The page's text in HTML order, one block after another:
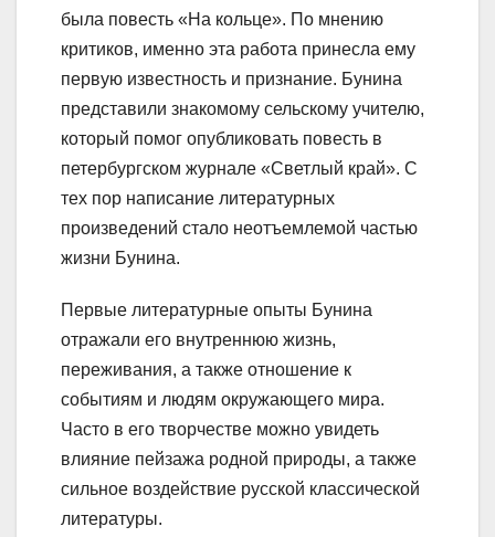
была повесть «На кольце». По мнению
критиков, именно эта работа принесла ему
первую известность и признание. Бунина
представили знакомому сельскому учителю,
который помог опубликовать повесть в
петербургском журнале «Светлый край». С
тех пор написание литературных
произведений стало неотъемлемой частью
жизни Бунина.
Первые литературные опыты Бунина
отражали его внутреннюю жизнь,
переживания, а также отношение к
событиям и людям окружающего мира.
Часто в его творчестве можно увидеть
влияние пейзажа родной природы, а также
сильное воздействие русской классической
литературы.